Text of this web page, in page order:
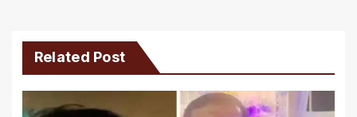
Related Post